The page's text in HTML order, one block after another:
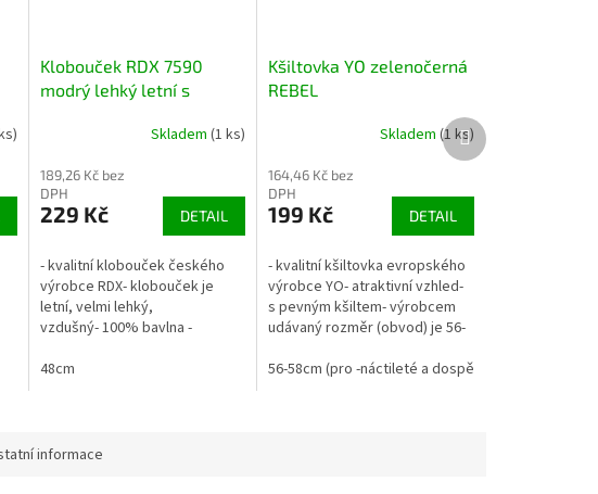
Klobouček RDX 7590
modrý lehký letní s
Skladem(1 ks)
189,26 Kč bez
DPH
229 Kč DETAIL
- kvalitní klobouček českého
výrobce RDX- klobouček je
letní, velmi lehký,
vzdušný- 100% bavlna -
je vázací pod krčkem, pokud
48cm
Kšiltovka YO zelenočerná
REBEL
Skladem (1 ks)
164,46 Kč bez
DPH
199 Kč DETAIL
- kvalitní kšiltovka evropského
výrobce YO- atraktivní vzhled-
s pevným kšiltem- výrobcem
udávaný rozměr (obvod) je 56-
regulovat pomocí pásku vzadu)
56-58cm (pro -náctileté a dospělé, RDX vel.7)
Další
produkt
informace